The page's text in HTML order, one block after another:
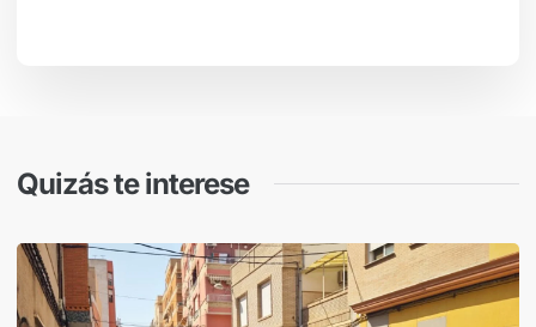
Quizás te interese